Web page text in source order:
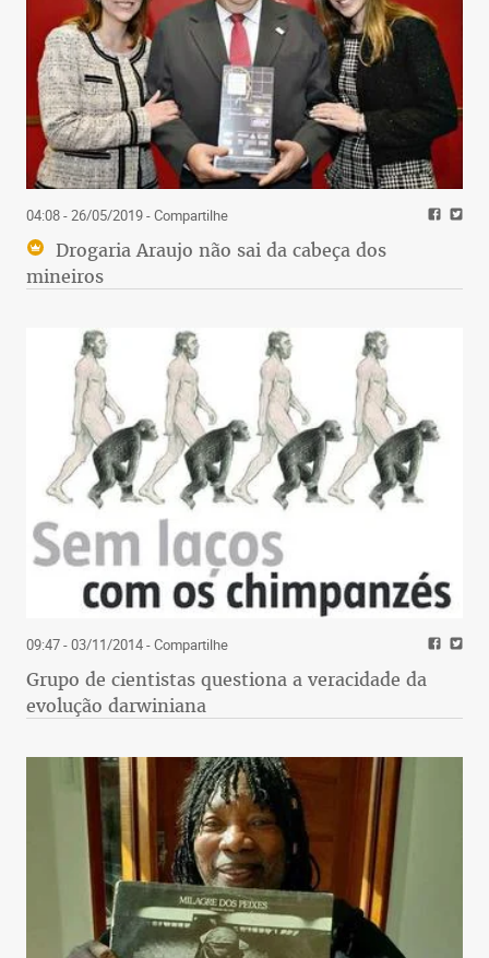
04:08 - 26/05/2019- Compartilhe
Drogaria Araujo não sai da cabeça dos
mineiros
09:47 - 03/11/2014- Compartilhe
Grupo de cientistas questiona a veracidade da
evolução darwiniana